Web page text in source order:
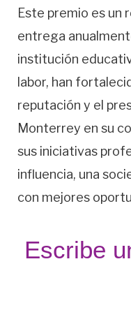
Este premio es un
entrega
institución
labor, han
reputación y el
Monterrey en su
sus iniciativas
influencia, una
con mejores
Escribe